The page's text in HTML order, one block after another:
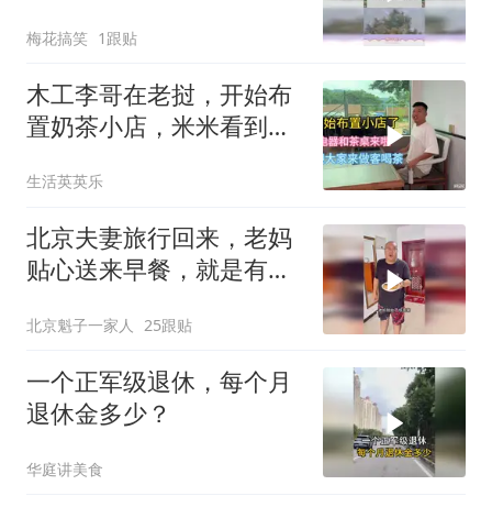
梅花搞笑 1跟贴
木工李哥在老挝，开始布
置奶茶小店，米米看到会
生活英英乐
北京夫妻旅行回来，老妈
贴心送来早餐，就是有点
北京魁子一家人 25跟贴
一个正军级退休，每个月
退休金多少？
华庭讲美食